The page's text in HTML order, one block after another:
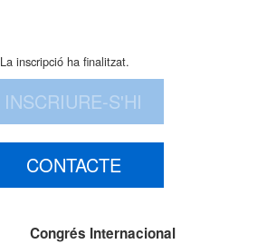
La inscripció ha finalitzat.
INSCRIURE-S'HI
CONTACTE
Congrés Internacional